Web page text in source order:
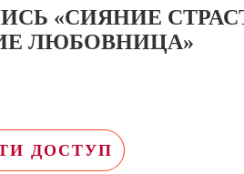
«СИЯНИЕ
ЛЮБОВНИЦА»
ДОСТУП